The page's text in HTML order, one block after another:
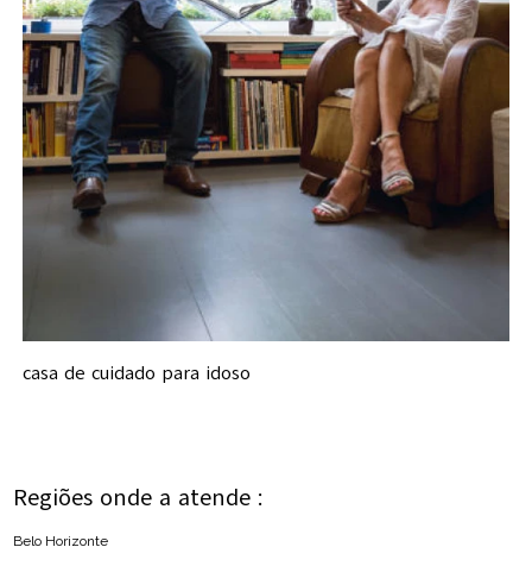
casa de cuidado para idoso
Regiões onde a atende :
Belo Horizonte